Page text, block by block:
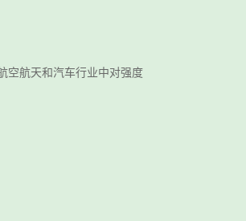
空航天和汽车行业中对强度